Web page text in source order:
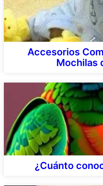
Accesorios
Mochilas
¿Cuánto